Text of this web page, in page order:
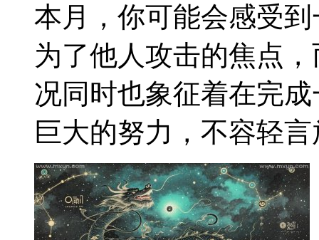
本月，你可能会感受
为了他人攻击的焦点
况同时也象征着在完
巨大的努力，不容轻